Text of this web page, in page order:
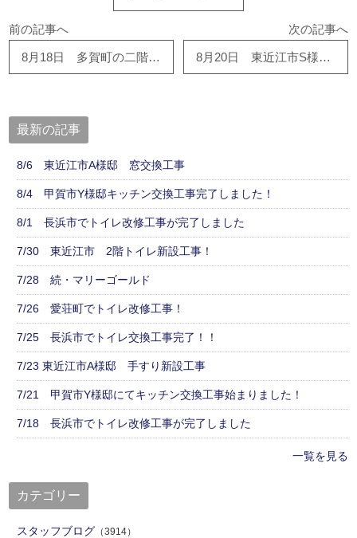
前の記事へ
8月18日 多賀町の二階改修工事ｽﾀｰﾄしました！
次の記事へ
8月20日 東近江市S様邸 蔵補修工事が順調に進んでいます！！
最新の記事
8/6 東近江市A様邸 窓交換工事
8/4 甲賀市Y様邸キッチン交換工事完了しました！
8/1 長浜市でトイレ改修工事が完了しました
7/30 東近江市 2階トイレ新設工事！
7/28 続・マリーゴールド
7/26 愛荘町でトイレ改修工事！
7/25 長浜市でトイレ交換工事完了！！
7/23 東近江市A様邸 手すり新設工事
7/21 甲賀市Y様邸にてキッチン交換工事始まりました！
7/18 長浜市でトイレ改修工事が完了しました
一覧を見る
カテゴリー
スタッフブログ （3914）